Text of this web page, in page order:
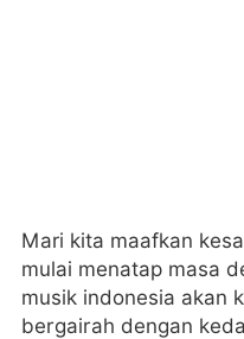
Mari kita maafkan
mulai menatap masa
musik indonesia akan
bergairah dengan